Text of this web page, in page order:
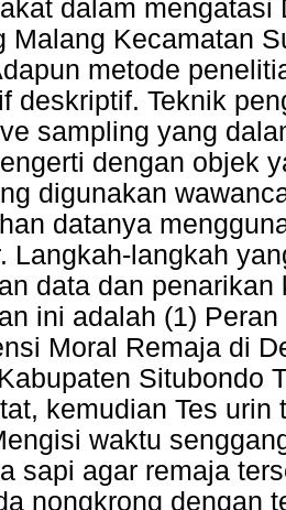
dalam
Malang Kecamatan
metode
deskriptif. Teknik
sampling yang
dengan objek
digunakan
datanya
Langkah-langkah
data dan
ini adalah (1)
Moral Remaja di
Situbondo
kemudian Tes
waktu
sapi agar remaja
nongkrong dengan